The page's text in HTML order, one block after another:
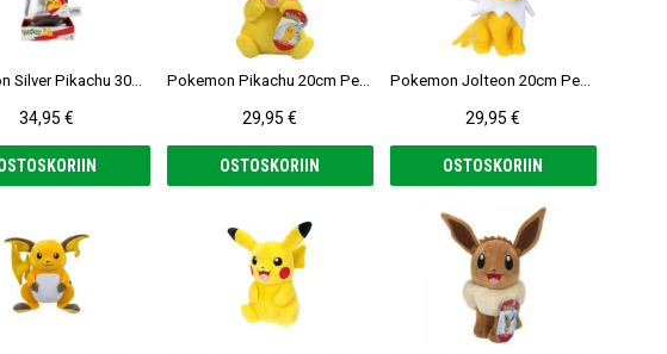
34,95 €
Pokemon Pikachu 20cm Pehmolelu
29,95 €
OSTOSKORIIN
Pokemon Jolteon 20cm Pehmolelu
29,95 €
OSTOSKORIIN